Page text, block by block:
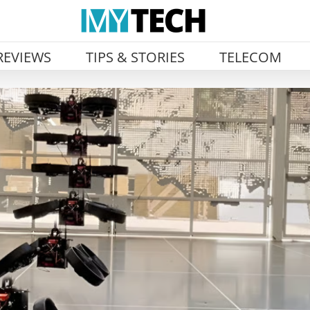
TIPS & STORIES TELECOM